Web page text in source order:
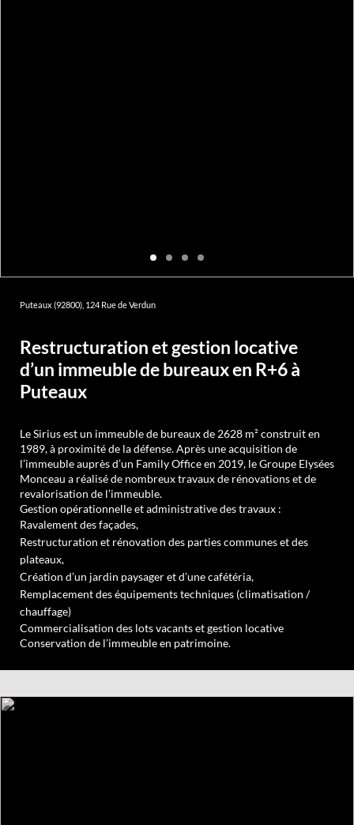
Puteaux (92800), 124 Rue de Verdun
Restructuration et gestion locative
d’un immeuble de bureaux en R+6 à
Puteaux
Le Sirius est un immeuble de bureaux de 2628 m² construit en
1989, à proximité de la défense. Après une acquisition de
l’immeuble auprès d’un Family Office en 2019, le Groupe Elysées
Monceau a réalisé de nombreux travaux de rénovations et de
revalorisation de l’immeuble.
Gestion opérationnelle et administrative des travaux :
Ravalement des façades,
Restructuration et rénovation des parties communes et des
plateaux,
Création d’un jardin paysager et d’une cafétéria,
Remplacement des équipements techniques (climatisation /
chauffage)
Commercialisation des lots vacants et gestion locative
Conservation de l’immeuble en patrimoine.